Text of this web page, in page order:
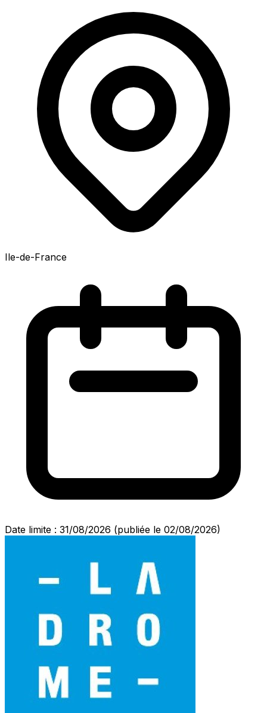
Ile-de-France
Date limite : 31/08/2026 (publiée le 02/08/2026)